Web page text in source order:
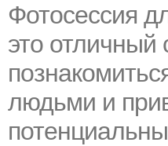
Фотосессия
это отличный
людьми и